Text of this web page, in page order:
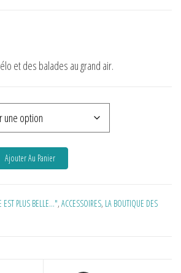
et des balades au grand air.
Ajouter Au Panier
EST PLUS BELLE…", ACCESSOIRES, LA BOUTIQUE DES